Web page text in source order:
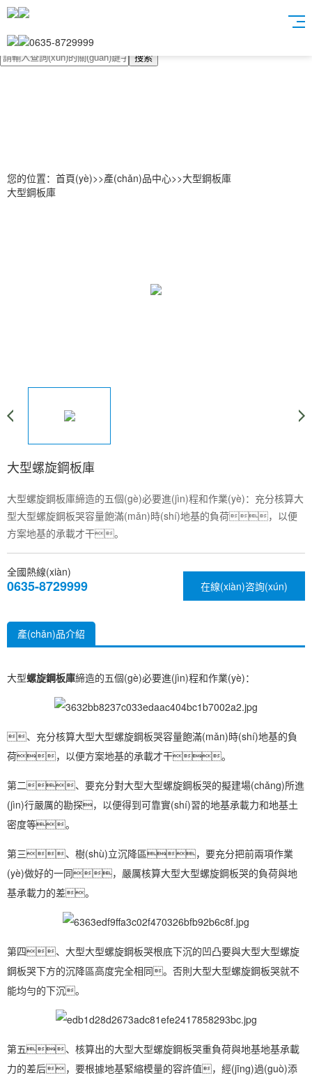
0635-8729999
搜索
您的位置： 首頁(yè)>>產(chǎn)品中心>>大型鋼板庫
大型鋼板庫
大型螺旋鋼板庫
大型螺旋鋼板庫締造的五個(gè)必要進(jìn)程和作業(yè)：充分核算大
型大型螺旋鋼板哭容量飽滿(mǎn)時(shí)地基的負荷，以便
方案地基的承載才干。
在線(xiàn)咨詢(xún)
全國熱線(xiàn)
0635-8729999
產(chǎn)品介紹
大型螺旋鋼板庫締造的五個(gè)必要進(jìn)程和作業(yè)：
、充分核算大型大型螺旋鋼板哭容量飽滿(mǎn)時(shí)地基的負
荷，以便方案地基的承載才干。
第二、要充分對大型大型螺旋鋼板哭的擬建場(chǎng)所進
(jìn)行嚴厲的勘探，以便得到可靠實(shí)習的地基承載力和地基土
密度等。
第三、樹(shù)立沉降區，要充分把前兩項作業
(yè)做好的一同，嚴厲核算大型大型螺旋鋼板哭的負荷與地
基承載力的差。
第四、大型大型螺旋鋼板哭根底下沉的凹凸要與大型大型螺旋
鋼板哭下方的沉降區高度完全相同。否則大型大型螺旋鋼板哭就不
能均勻的下沉。
第五、核算出的大型大型螺旋鋼板哭重負荷與地基地基承載
力的差后，要根據地基緊縮模量的容許值，經(jīng)過(guò)添